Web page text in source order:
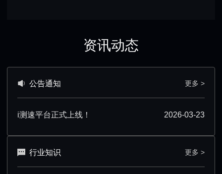
资讯动态
公告通知 更多 >
i测速平台正式上线！ 2026-03-23
行业知识 更多 >